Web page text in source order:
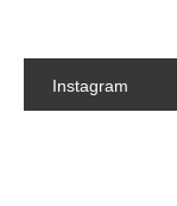
Instagram